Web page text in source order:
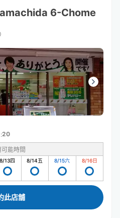
6-Chome
:20
能時間
8/13四 8/14五 8/15六 8/16日
此店舖